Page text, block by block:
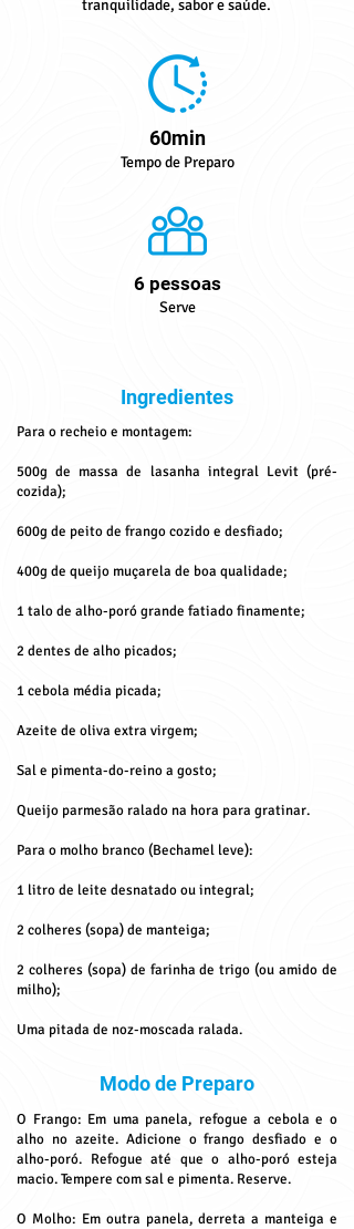
tranquilidade, sabor e saúde.
60min
Tempo de Preparo
6 pessoas
Serve
Ingredientes
Para o recheio e montagem:
500g de massa de lasanha integral Levit (pré-
cozida);
600g de peito de frango cozido e desfiado;
400g de queijo muçarela de boa qualidade;
1 talo de alho-poró grande fatiado finamente;
2 dentes de alho picados;
1 cebola média picada;
Azeite de oliva extra virgem;
Sal e pimenta-do-reino a gosto;
Queijo parmesão ralado na hora para gratinar.
Para o molho branco (Bechamel leve):
1 litro de leite desnatado ou integral;
2 colheres (sopa) de manteiga;
2 colheres (sopa) de farinha de trigo (ou amido de
milho);
Uma pitada de noz-moscada ralada.
Modo de Preparo
O Frango: Em uma panela, refogue a cebola e o
alho no azeite. Adicione o frango desfiado e o
alho-poró. Refogue até que o alho-poró esteja
macio. Tempere com sal e pimenta. Reserve.
O Molho: Em outra panela, derreta a manteiga e